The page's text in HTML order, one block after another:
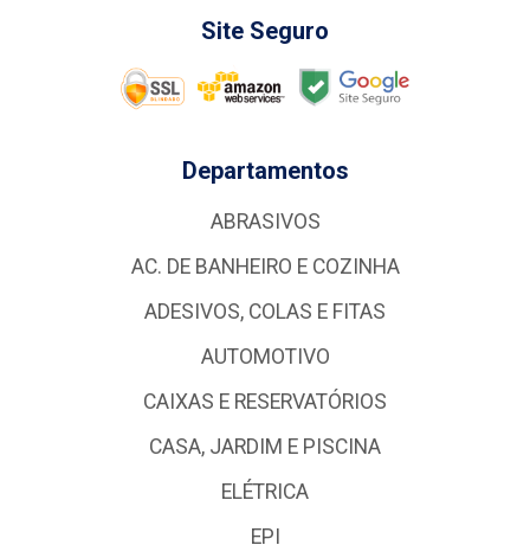
Site Seguro
Departamentos
ABRASIVOS
AC. DE BANHEIRO E COZINHA
ADESIVOS, COLAS E FITAS
AUTOMOTIVO
CAIXAS E RESERVATÓRIOS
CASA, JARDIM E PISCINA
ELÉTRICA
EPI